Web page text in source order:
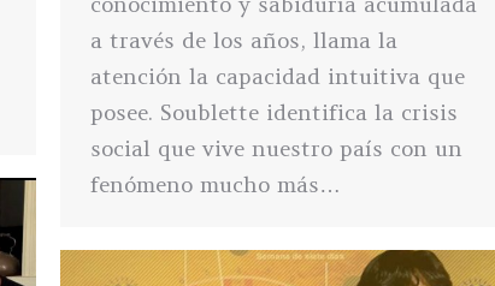
a través de los años, llama la
atención la capacidad intuitiva que
posee. Soublette identifica la crisis
social que vive nuestro país con un
fenómeno mucho más…